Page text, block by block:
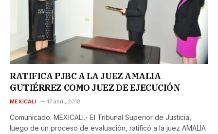
RATIFICA PJBC A LA JUEZ AMALIA
GUTIÉRREZ COMO JUEZ DE EJECUCIÓN
MEXICALI 17 abril, 2018
Comunicado. MEXICALI.- El Tribunal Superior de Justicia,
luego de un proceso de evaluación, ratificó a la juez AMALIA